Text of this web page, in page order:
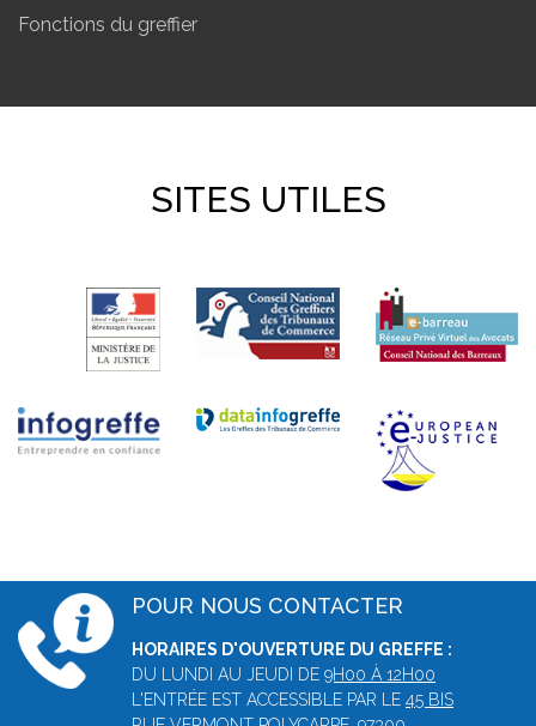
Fonctions du greffier
SITES UTILES
POUR NOUS CONTACTER
HORAIRES D'OUVERTURE DU GREFFE :
DU LUNDI AU JEUDI DE 9H00 À 12H00
L'ENTRÉE EST ACCESSIBLE PAR LE 45 BIS